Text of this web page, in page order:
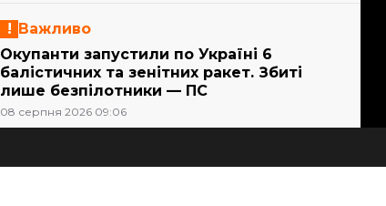
Важливо
Окупанти запустили по Україні 6
балістичних та зенітних ракет. Збиті
лише безпілотники — ПС
08 серпня 2026 09:06
Підтримай hromadske.
Ми працюємо для тебе та
завдяки тобі. Будь нашим
другом